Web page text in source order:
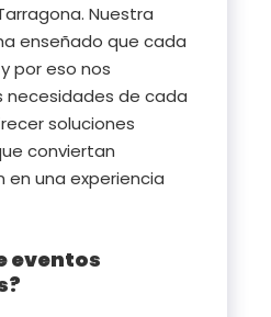
Nuestra
enseñado que cada
por eso nos
de cada
soluciones
conviertan
en una experiencia
eventos